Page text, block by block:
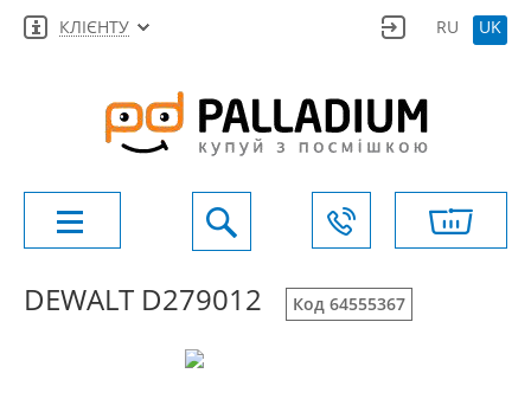
КЛІЄНТУ RU UK
DEWALT D279012 Код 64555367